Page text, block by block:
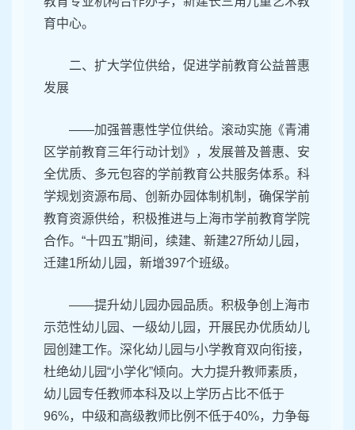
育中心。
二、扩大学位供给，促进学前教育公益普惠
发展
——加强普惠性学位供给。滚动实施《青浦
区学前教育三年行动计划》，发展普及普惠、安
全优质、多元包容的学前教育公共服务体系。科
学规划资源布局、创新办园体制机制，确保学前
教育资源供给，积极推进与上海市学前教育学院
合作。“十四五”期间，续建、新建27所幼儿园，
迁建1所幼儿园，新增397个班级。
——提升幼儿园办园品质。积极争创上海市
示范性幼儿园、一级幼儿园，开展民办优质幼儿
园创建工作。深化幼儿园与小学教育双向衔接，
杜绝幼儿园“小学化”倾向。大力提升教师素质，
幼儿园专任教师本科及以上学历占比不低于
96%，中级和高级教师比例不低于40%，力争每